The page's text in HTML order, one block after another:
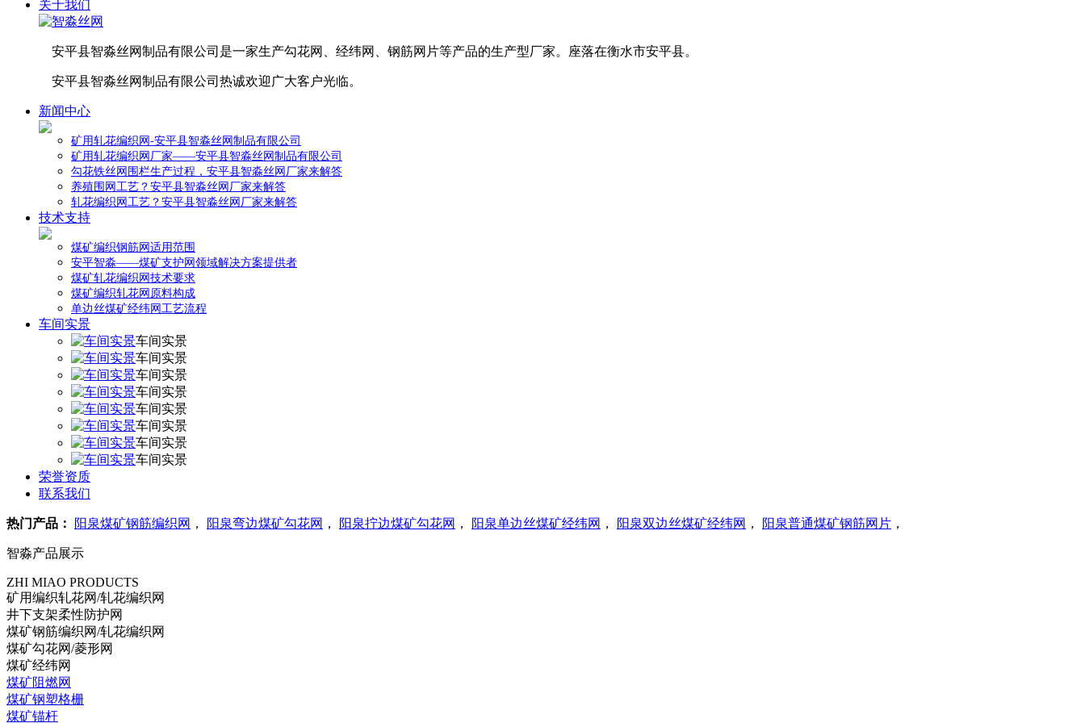
关于我们
安平县智淼丝网制品有限公司是一家生产勾花网、经纬网、钢筋网片等产品的生产型厂家。座落在衡水市安平县。
安平县智淼丝网制品有限公司热诚欢迎广大客户光临。
新闻中心
矿用轧花编织网-安平县智淼丝网制品有限公司
矿用轧花编织网厂家——安平县智淼丝网制品有限公司
勾花铁丝网围栏生产过程，安平县智淼丝网厂家来解答
养殖围网工艺？安平县智淼丝网厂家来解答
轧花编织网工艺？安平县智淼丝网厂家来解答
技术支持
煤矿编织钢筋网适用范围
安平智淼——煤矿支护网领域解决方案提供者
煤矿轧花编织网技术要求
煤矿编织轧花网原料构成
单边丝煤矿经纬网工艺流程
车间实景
车间实景
车间实景
车间实景
车间实景
车间实景
车间实景
车间实景
车间实景
荣誉资质
联系我们
热门产品： 阳泉煤矿钢筋编织网 ， 阳泉弯边煤矿勾花网 ， 阳泉拧边煤矿勾花网 ， 阳泉单边丝煤矿经纬网 ， 阳泉双边丝煤矿经纬网 ， 阳泉普通煤矿钢筋网片 ，
智淼产品展示
ZHI MIAO PRODUCTS
矿用编织轧花网/轧花编织网
井下支架柔性防护网
煤矿钢筋编织网/轧花编织网
煤矿勾花网/菱形网
煤矿经纬网
煤矿阻燃网
煤矿钢塑格栅
煤矿锚杆